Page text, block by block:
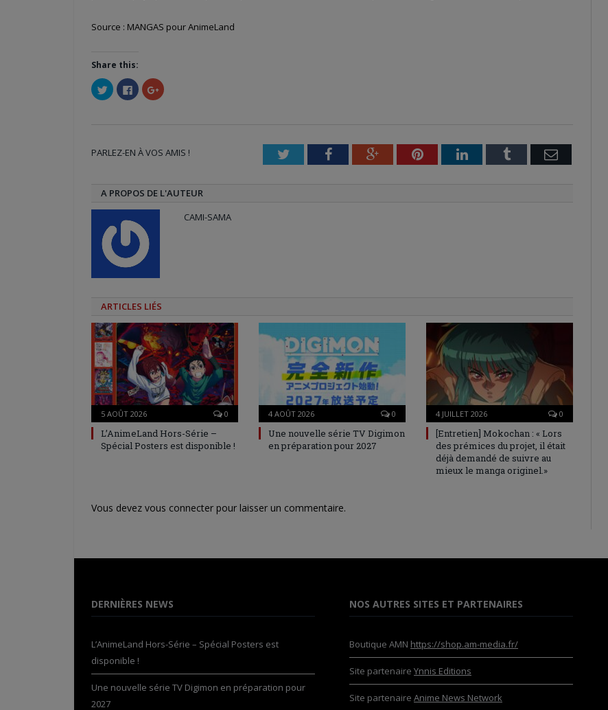
Source : MANGAS pour AnimeLand
Share this:
Cliquez
pour
partager
nouvelle
fenêtre)
Cliquez
pour
partager
nouvelle
fenêtre)
Cliquez
pour
nouvelle
PARLEZ-EN À VOS AMIS ! TwitterFacebookGoogle+PinterestLinkedInTumblr Email
A PROPOS DE L'AUTEUR
CAMI-SAMA
ARTICLES LIÉS
5 AOÛT 2026 0
L’AnimeLand Hors-Série –
Spécial Posters est disponible !
4 AOÛT 2026 0
Une nouvelle série TV Digimon
en préparation pour 2027
4 JUILLET 2026 0
[Entretien] Mokochan : « Lors
des prémices du projet, il était
déjà demandé de suivre au
mieux le manga originel.»
Vous devez vous connecter pour laisser un commentaire.
DERNIÈRES NEWS
L’AnimeLand Hors-Série – Spécial Posters est
disponible !
Une nouvelle série TV Digimon en préparation pour
2027
NOS AUTRES SITES ET PARTENAIRES
Boutique AMN https://shop.am-media.fr/
Site partenaire Ynnis Editions
Site partenaire Anime News Network